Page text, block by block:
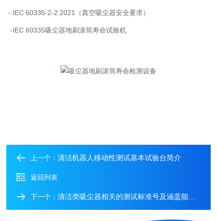
- IEC 60335-2-2:2021 （真空吸尘器安全要求）
-IEC 60335吸尘器地刷滚筒寿命试验机
上一个：清洁机器人移动性测试基本试验台简介
返回列表
下一个：清洁类吸尘器相关的测试标准号及涵盖能效关键领域